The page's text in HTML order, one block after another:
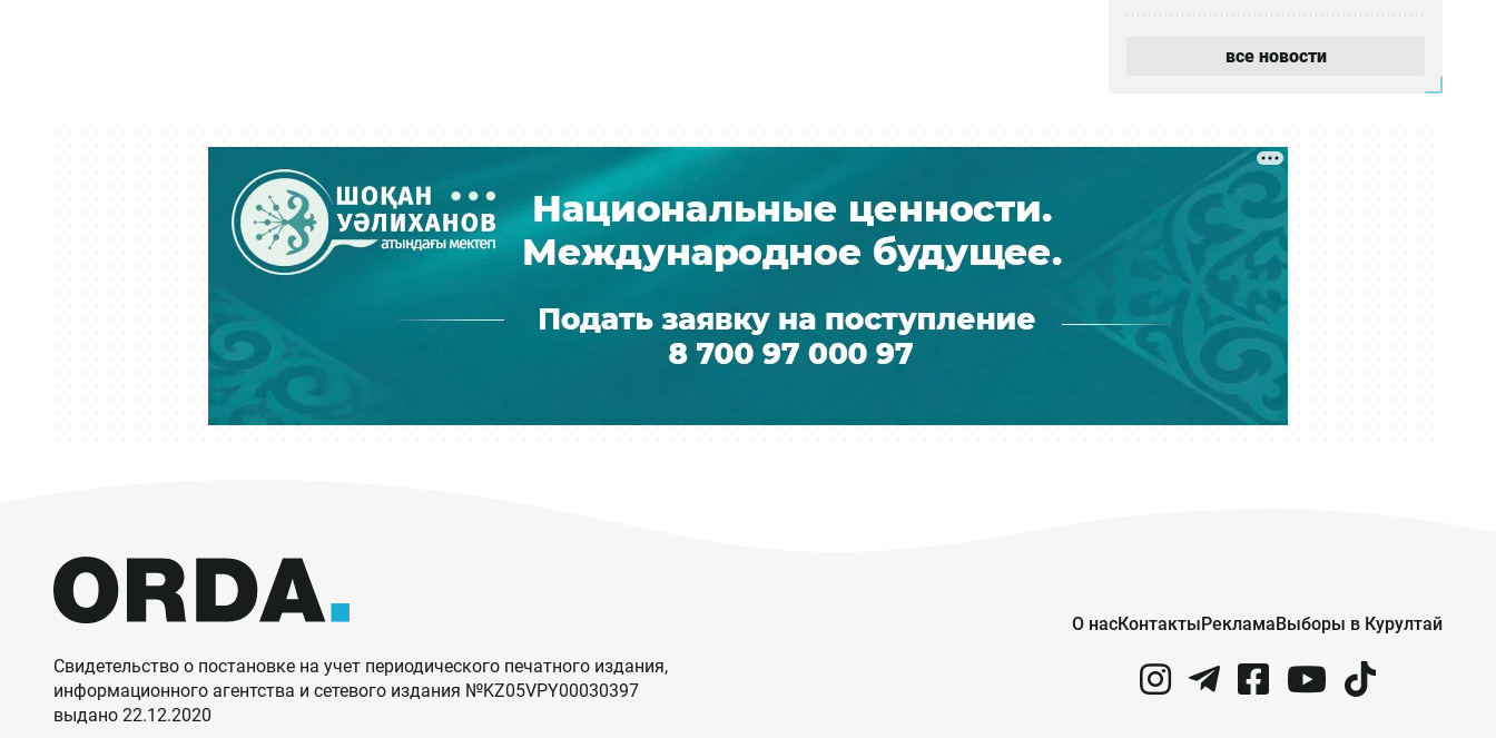
«Казахмыс» приступил к
Азиатский клещ научился
размножаться бесполым путём —
Вчера 17:40
Почти 600 квартир возвели для
очередников в алматинском
микрорайоне Калкаман-2
Вчера 17:00
В Казахстане меняют требования к
все новости
Свидетельство о постановке на учет периодического печатного издания,
информационного агентства и сетевого издания №KZ05VPY00030397
выдано 22.12.2020
О насКонтактыРекламаВыборы в Курултай